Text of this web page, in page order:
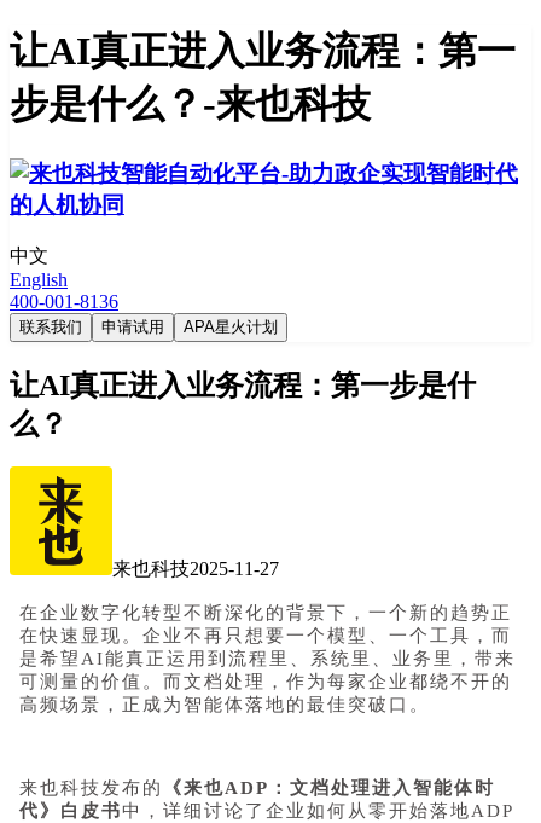
让AI真正进入业务流程：第一
步是什么？-来也科技
中文
English
400-001-8136
联系我们 申请试用 APA星火计划
让AI真正进入业务流程：第一步是什
么？
来也科技2025-11-27
在企业数字化转型不断深化的背景下，一个新的趋势正
在快速显现。企业不再只想要一个模型、一个工具，而
是希望AI能真正运用到流程里、系统里、业务里，带来
可测量的价值。而文档处理，作为每家企业都绕不开的
高频场景，正成为智能体落地的最佳突破口。
来也科技发布的
《来也ADP：文档处理进入智能体时
代》白皮书中，详细讨论了企业如何从零开始落地ADP